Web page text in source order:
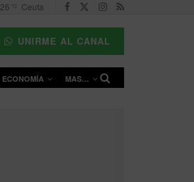
26 °C Ceuta
UNIRME AL CANAL
ECONOMÍA MAS…